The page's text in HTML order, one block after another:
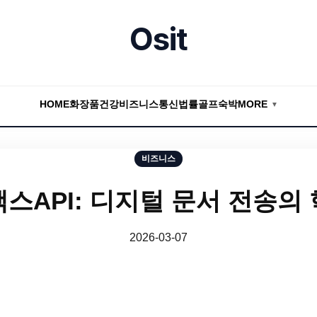
Osit
HOME화장품건강비즈니스통신법률골프숙박MORE ▼
비즈니스
스API: 디지털 문서 전송의
2026-03-07